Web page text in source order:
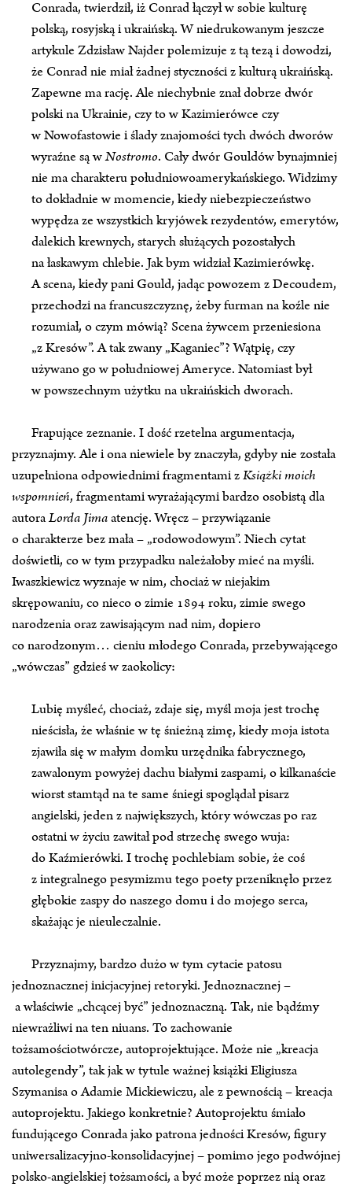
Conrada, twierdził, iż Conrad łączył w sobie kulturę
polską, rosyjską i ukraińską. W niedrukowanym jeszcze
artykule Zdzisław Najder polemizuje z tą tezą i dowodzi,
że Conrad nie miał żadnej styczności z kulturą ukraińską.
Zapewne ma rację. Ale niechybnie znał dobrze dwór
polski na Ukrainie, czy to w Kazimierówce czy
w Nowofastowie i ślady znajomości tych dwóch dworów
wyraźne są wNostromo. Cały dwór Gouldów bynajmniej
nie ma charakteru południowoamerykańskiego. Widzimy
to dokładnie w momencie, kiedy niebezpieczeństwo
wypędza ze wszystkich kryjówek rezydentów, emerytów,
dalekich krewnych, starych służących pozostałych
na łaskawym chlebie. Jak bym widział Kazimierówkę.
A scena, kiedy pani Gould, jadąc powozem z Decoudem,
przechodzi na francuszczyznę, żeby furman na koźle nie
rozumiał, o czym mówią? Scena żywcem przeniesiona
„z Kresów”. A tak zwany „Kaganiec”? Wątpię, czy
używano go w południowej Ameryce. Natomiast był
w powszechnym użytku na ukraińskich dworach.
Frapujące zeznanie. I dość rzetelna argumentacja,
przyznajmy. Ale i ona niewiele by znaczyła, gdyby nie została
uzupełniona odpowiednimi fragmentami zKsiążki moich
wspomnień, fragmentami wyrażającymi bardzo osobistą dla
autoraLorda Jimaatencję. Wręcz – przywiązanie
o charakterze bez mała – „rodowodowym”. Niech cytat
doświetli, co w tym przypadku należałoby mieć na myśli.
Iwaszkiewicz wyznaje w nim, chociaż w niejakim
skrępowaniu, co nieco o zimie 1894 roku, zimie swego
narodzenia oraz zawisającym nad nim, dopiero
co narodzonym… cieniu młodego Conrada, przebywającego
„wówczas” gdzieś w zaokolicy:
Lubię myśleć, chociaż, zdaje się, myśl moja jest trochę
nieścisła, że właśnie w tę śnieżną zimę, kiedy moja istota
zjawiła się w małym domku urzędnika fabrycznego,
zawalonym powyżej dachu białymi zaspami, o kilkanaście
wiorst stamtąd na te same śniegi spoglądał pisarz
angielski, jeden z największych, który wówczas po raz
ostatni w życiu zawitał pod strzechę swego wuja:
do Kaźmierówki. I trochę pochlebiam sobie, że coś
z integralnego pesymizmu tego poety przeniknęło przez
głębokie zaspy do naszego domu i do mojego serca,
skażając je nieuleczalnie.
Przyznajmy, bardzo dużo w tym cytacie patosu
jednoznacznej inicjacyjnej retoryki. Jednoznacznej –
a właściwie „chcącej być” jednoznaczną. Tak, nie bądźmy
niewrażliwi na ten niuans. To zachowanie
tożsamościotwórcze, autoprojektujące. Może nie „kreacja
autolegendy”, tak jak w tytule ważnej książki Eligiusza
Szymanisa o Adamie Mickiewiczu, ale z pewnością – kreacja
autoprojektu. Jakiego konkretnie? Autoprojektu śmiało
fundującego Conrada jako patrona jedności Kresów, figury
uniwersalizacyjno‑konsolidacyjnej – pomimo jego podwójnej
polsko‑angielskiej tożsamości, a być może poprzez nią oraz